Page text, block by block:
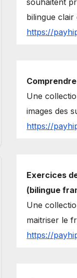
souhaitent
bilingue clair
https://
Une
images des
https://
Exercices
(bilingue
Une
maitriser le
https://